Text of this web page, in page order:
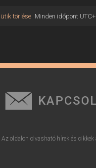
Minden időpont
törlése
Az oldalon olvasható hírek és